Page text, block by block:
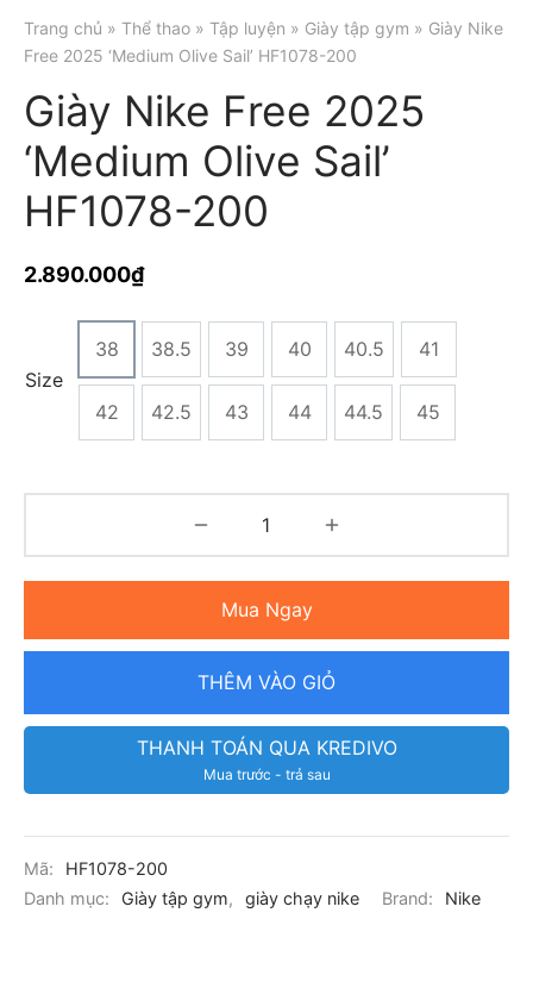
Trang chủ » Thể thao » Tập luyện » Giày tập gym » Giày Nike
Free 2025 ‘Medium Olive Sail’ HF1078-200
Giày Nike Free 2025
‘Medium Olive Sail’
HF1078-200
2.890.000₫
Size
38 38.5 39 40 40.5 41
42 42.5 43 44 44.5 45
Mua Ngay
THÊM VÀO GIỎ
THANH TOÁN QUA KREDIVO
Mua trước - trả sau
Mã:
HF1078-200
Danh mục:
Giày tập gym, giày chạy nike Brand: Nike